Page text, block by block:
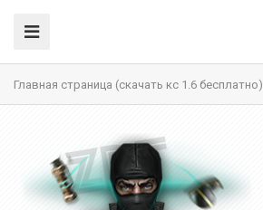
Главная страница (скачать кс 1.6 бесплатно)